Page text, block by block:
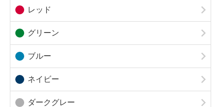
レッド
グリーン
ブルー
ネイビー
ダークグレー